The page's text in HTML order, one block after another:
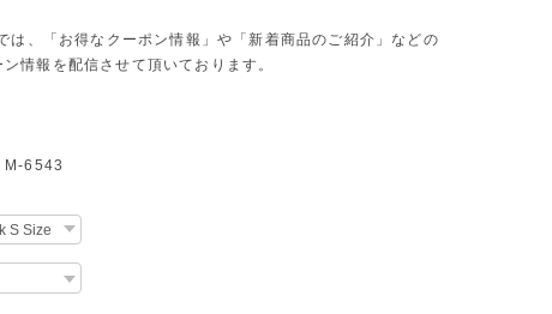
は、「お得なクーポン情報」や「新着商品のご紹介」などの
情報を配信させて頂いております。
M-6543